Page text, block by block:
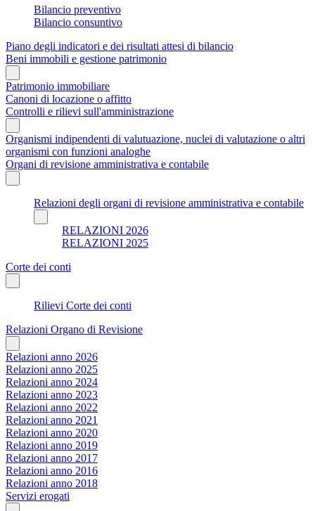
Bilancio preventivo
Bilancio consuntivo
Piano degli indicatori e dei risultati attesi di bilancio
Beni immobili e gestione patrimonio
Patrimonio immobiliare
Canoni di locazione o affitto
Controlli e rilievi sull'amministrazione
Organismi indipendenti di valutuazione, nuclei di valutazione o altri
organismi con funzioni analoghe
Organi di revisione amministrativa e contabile
Relazioni degli organi di revisione amministrativa e contabile
RELAZIONI 2026
RELAZIONI 2025
Corte dei conti
Rilievi Corte dei conti
Relazioni Organo di Revisione
Relazioni anno 2026
Relazioni anno 2025
Relazioni anno 2024
Relazioni anno 2023
Relazioni anno 2022
Relazioni anno 2021
Relazioni anno 2020
Relazioni anno 2019
Relazioni anno 2017
Relazioni anno 2016
Relazioni anno 2018
Servizi erogati